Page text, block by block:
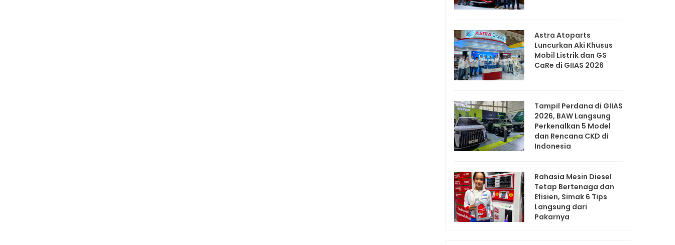
Astra Atoparts
Luncurkan Aki Khusus
Mobil Listrik dan GS
CaRe di GIIAS 2026
Tampil Perdana di GIIAS
2026, BAW Langsung
Perkenalkan 5 Model
dan Rencana CKD di
Indonesia
Rahasia Mesin Diesel
Tetap Bertenaga dan
Efisien, Simak 6 Tips
Langsung dari
Pakarnya